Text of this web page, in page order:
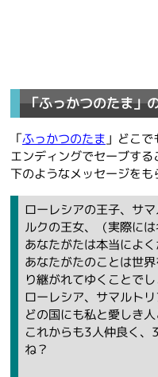
「ふっかつのたま」
「ふっかつのたま 」どこ
エンディングでセーブす
下のようなメッセージをも
ローレシアの王子、サ
ルクの王女、（実際には
あなたがたは本当によく
あなたがたのことは世
り継がれてゆくことでし
ローレシア、サマルトリ
どの国にも私と愛しき
これからも3人仲良く、
ね？